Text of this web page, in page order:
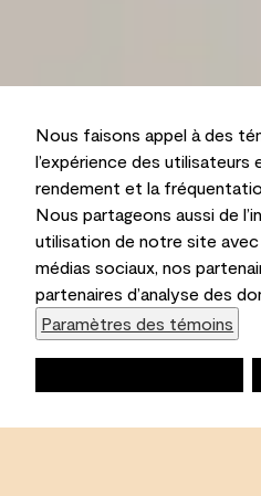
Nous faisons appel à des
l’expérience des utilisateurs
rendement et la
Nous partageons aussi de
utilisation de notre site
médias sociaux, nos
partenaires d’analyse des
Paramètres des témoins